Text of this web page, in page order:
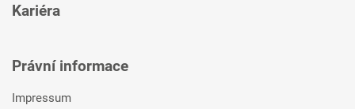
Kariéra
Právní informace
Impressum